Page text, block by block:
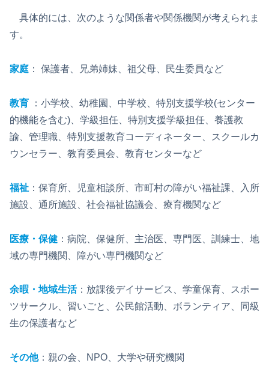
具体的には、次のような関係者や関係機関が考えられま
す。
家庭 ： 保護者、兄弟姉妹、祖父母、民生委員など
教育 ：小学校、幼稚園、中学校、特別支援学校(センター
的機能を含む)、学級担任、特別支援学級担任、養護教
諭、管理職、特別支援教育コーディネーター、スクールカ
ウンセラー、教育委員会、教育センターなど
福祉 ：保育所、児童相談所、市町村の障がい福祉課、入所
施設、通所施設、社会福祉協議会、療育機関など
医療・保健 ：病院、保健所、主治医、専門医、訓練士、地
域の専門機関、障がい専門機関など
余暇・地域生活：放課後デイサービス、学童保育、スポー
ツサークル、習いごと、公民館活動、ボランティア、同級
生の保護者など
その他：親の会、NPO、大学や研究機関